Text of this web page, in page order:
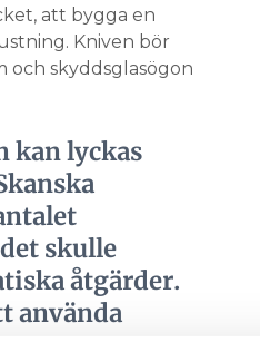
att bygga en
Kniven bör
och skyddsglasögon
kan lyckas
skulle
åtgärder.
använda